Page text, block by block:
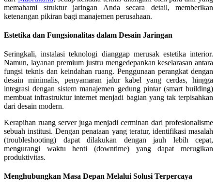
memahami struktur jaringan Anda secara detail, memberikan
ketenangan pikiran bagi manajemen perusahaan.
Estetika dan Fungsionalitas dalam Desain Jaringan
Seringkali, instalasi teknologi dianggap merusak estetika interior.
Namun, layanan premium justru mengedepankan keselarasan antara
fungsi teknis dan keindahan ruang. Penggunaan perangkat dengan
desain minimalis, penyamaran jalur kabel yang cerdas, hingga
integrasi dengan sistem manajemen gedung pintar (smart building)
membuat infrastruktur internet menjadi bagian yang tak terpisahkan
dari desain modern.
Kerapihan ruang server juga menjadi cerminan dari profesionalisme
sebuah institusi. Dengan penataan yang teratur, identifikasi masalah
(troubleshooting) dapat dilakukan dengan jauh lebih cepat,
mengurangi waktu henti (downtime) yang dapat merugikan
produktivitas.
Menghubungkan Masa Depan Melalui Solusi Terpercaya